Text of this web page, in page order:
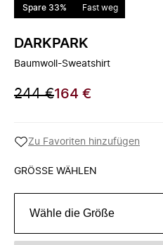
Spare 33% Fast weg
DARKPARK
Baumwoll-Sweatshirt
244 €164 €
Zu Favoriten hinzufügen
GRÖSSE WÄHLEN
Wähle die Größe